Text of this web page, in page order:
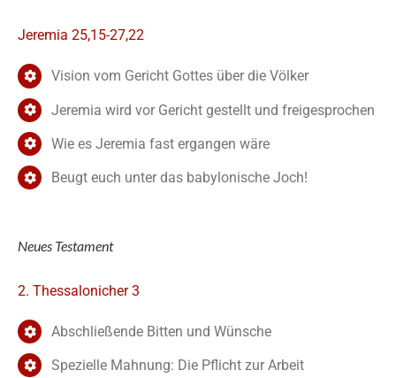
Jeremia 25,15-27,22
Vision vom Gericht Gottes über die Völker
Jeremia wird vor Gericht gestellt und freigesprochen
Wie es Jeremia fast ergangen wäre
Beugt euch unter das babylonische Joch!
Neues Testament
2. Thessalonicher 3
Abschließende Bitten und Wünsche
Spezielle Mahnung: Die Pflicht zur Arbeit